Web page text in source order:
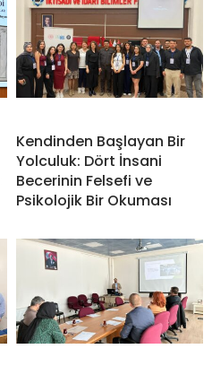
Kendinden Başlayan Bir
Yolculuk: Dört İnsani
Becerinin Felsefi ve
Psikolojik Bir Okuması